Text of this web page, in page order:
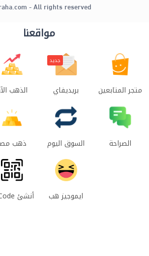
- All rights reserved